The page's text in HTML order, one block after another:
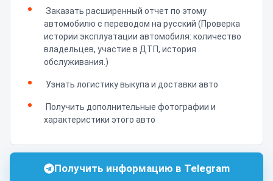
Заказать расширенный отчет по этому
автомобилю с переводом на русский (Проверка
истории эксплуатации автомобиля: количество
владельцев, участие в ДТП, история
обслуживания.)
Узнать логистику выкупа и доставки авто
Получить дополнительные фотографии и
характеристики этого авто
Получить информацию в Telegram